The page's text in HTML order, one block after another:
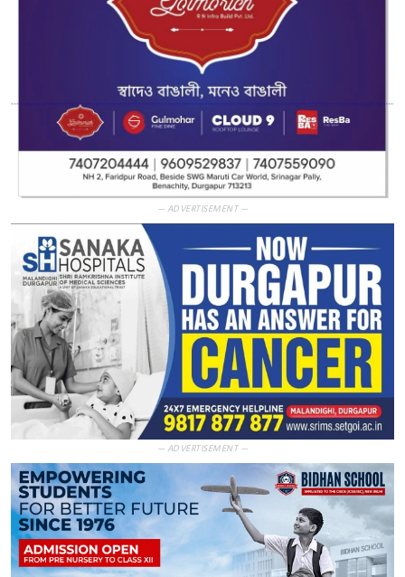
— ADVERTISEMENT —
— ADVERTISEMENT —